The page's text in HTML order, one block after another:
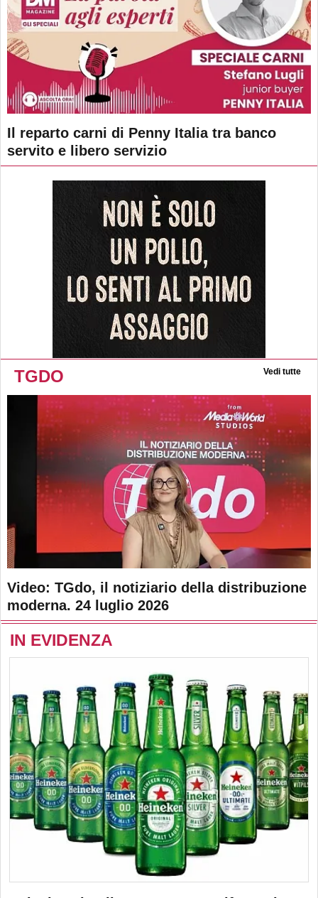
Il reparto carni di Penny Italia tra banco
servito e libero servizio
TGDO Vedi tutte
Video: TGdo, il notiziario della distribuzione
moderna. 24 luglio 2026
IN EVIDENZA